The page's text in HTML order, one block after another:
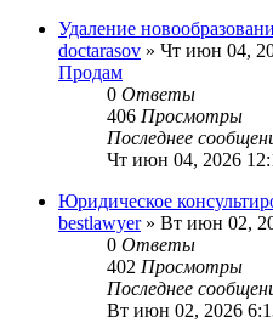
Удаление
doctarasov » Чт июн 04,
Продам
0 Ответы
406 Просмотры
Последнее
Чт июн 04, 2026
Юридическое
bestlawyer» Вт июн 02,
0 Ответы
402 Просмотры
Последнее
Вт июн 02, 2026